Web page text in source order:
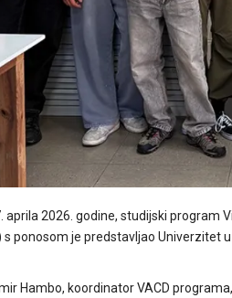
aprila 2026. godine, studijski
ponosom je predstavljao Univerzitet
Hambo, koordinator VACD